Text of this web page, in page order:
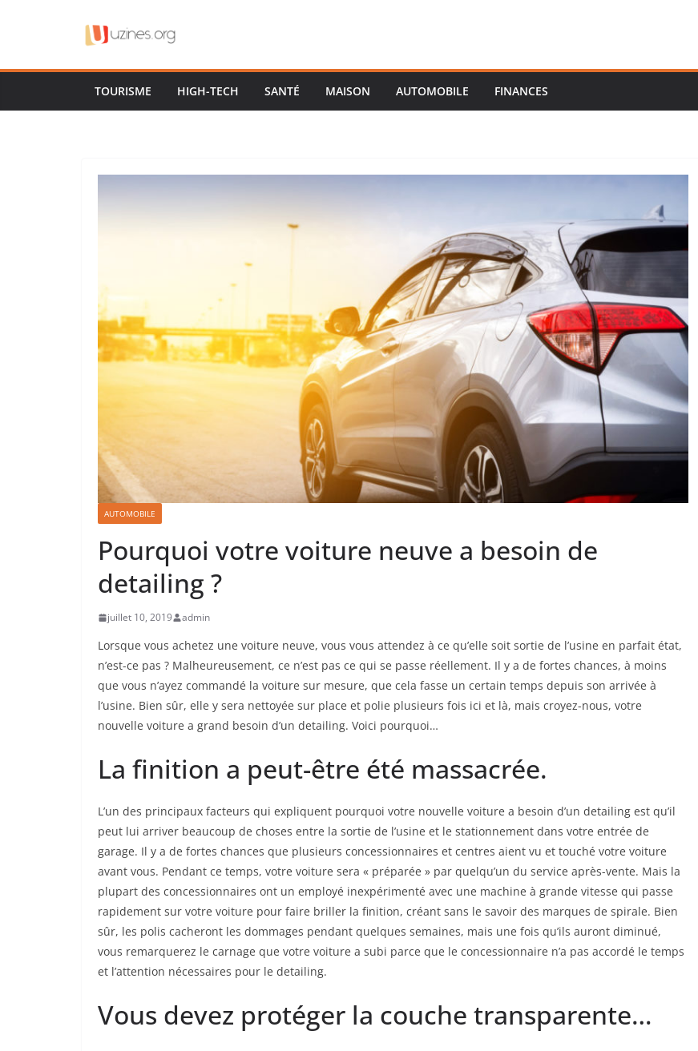
TOURISME HIGH-TECH SANTÉ MAISON AUTOMOBILE FINANCES
AUTOMOBILE
Pourquoi votre voiture neuve a besoin de
detailing ?
juillet 10, 2019 admin
Lorsque vous achetez une voiture neuve, vous vous attendez à ce qu’elle soit sortie de l’usine en parfait état,
n’est-ce pas ? Malheureusement, ce n’est pas ce qui se passe réellement. Il y a de fortes chances, à moins
que vous n’ayez commandé la voiture sur mesure, que cela fasse un certain temps depuis son arrivée à
l’usine. Bien sûr, elle y sera nettoyée sur place et polie plusieurs fois ici et là, mais croyez-nous, votre
nouvelle voiture a grand besoin d’un detailing. Voici pourquoi…
La finition a peut-être été massacrée.
L’un des principaux facteurs qui expliquent pourquoi votre nouvelle voiture a besoin d’un detailing est qu’il
peut lui arriver beaucoup de choses entre la sortie de l’usine et le stationnement dans votre entrée de
garage. Il y a de fortes chances que plusieurs concessionnaires et centres aient vu et touché votre voiture
avant vous. Pendant ce temps, votre voiture sera « préparée » par quelqu’un du service après-vente. Mais la
plupart des concessionnaires ont un employé inexpérimenté avec une machine à grande vitesse qui passe
rapidement sur votre voiture pour faire briller la finition, créant sans le savoir des marques de spirale. Bien
sûr, les polis cacheront les dommages pendant quelques semaines, mais une fois qu’ils auront diminué,
vous remarquerez le carnage que votre voiture a subi parce que le concessionnaire n’a pas accordé le temps
et l’attention nécessaires pour le detailing.
Vous devez protéger la couche transparente…